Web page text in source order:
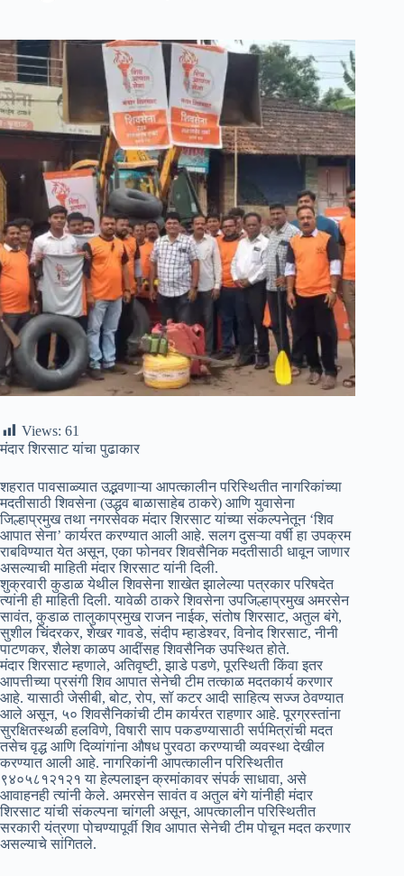
Views: 61
मंदार शिरसाट यांचा पुढाकार
शहरात पावसाळ्यात उद्भवणाऱ्या आपत्कालीन परिस्थितीत नागरिकांच्या
मदतीसाठी शिवसेना (उद्धव बाळासाहेब ठाकरे) आणि युवासेना
जिल्हाप्रमुख तथा नगरसेवक मंदार शिरसाट यांच्या संकल्पनेतून ‘शिव
आपात सेना’ कार्यरत करण्यात आली आहे. सलग दुसऱ्या वर्षी हा उपक्रम
राबविण्यात येत असून, एका फोनवर शिवसैनिक मदतीसाठी धावून जाणार
असल्याची माहिती मंदार शिरसाट यांनी दिली.
शुक्रवारी कुडाळ येथील शिवसेना शाखेत झालेल्या पत्रकार परिषदेत
त्यांनी ही माहिती दिली. यावेळी ठाकरे शिवसेना उपजिल्हाप्रमुख अमरसेन
सावंत, कुडाळ तालुकाप्रमुख राजन नाईक, संतोष शिरसाट, अतुल बंगे,
सुशील चिंदरकर, शेखर गावडे, संदीप म्हाडेश्वर, विनोद शिरसाट, नीनी
पाटणकर, शैलेश काळप आदींसह शिवसैनिक उपस्थित होते.
मंदार शिरसाट म्हणाले, अतिवृष्टी, झाडे पडणे, पूरस्थिती किंवा इतर
आपत्तीच्या प्रसंगी शिव आपात सेनेची टीम तत्काळ मदतकार्य करणार
आहे. यासाठी जेसीबी, बोट, रोप, सॉ कटर आदी साहित्य सज्ज ठेवण्यात
आले असून, ५० शिवसैनिकांची टीम कार्यरत राहणार आहे. पूरग्रस्तांना
सुरक्षितस्थळी हलविणे, विषारी साप पकडण्यासाठी सर्पमित्रांची मदत
तसेच वृद्ध आणि दिव्यांगांना औषध पुरवठा करण्याची व्यवस्था देखील
करण्यात आली आहे. नागरिकांनी आपत्कालीन परिस्थितीत
९४०५८१२१२१ या हेल्पलाइन क्रमांकावर संपर्क साधावा, असे
आवाहनही त्यांनी केले. अमरसेन सावंत व अतुल बंगे यांनीही मंदार
शिरसाट यांची संकल्पना चांगली असून, आपत्कालीन परिस्थितीत
सरकारी यंत्रणा पोचण्यापूर्वी शिव आपात सेनेची टीम पोचून मदत करणार
असल्याचे सांगितले.